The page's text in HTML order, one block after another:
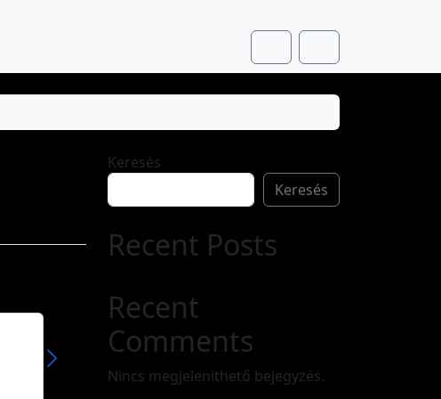
AccountCart
Zsuzsanna
Keresés
Keresés
Recent Posts
Recent
Comments
Nincs megjeleníthető bejegyzés.